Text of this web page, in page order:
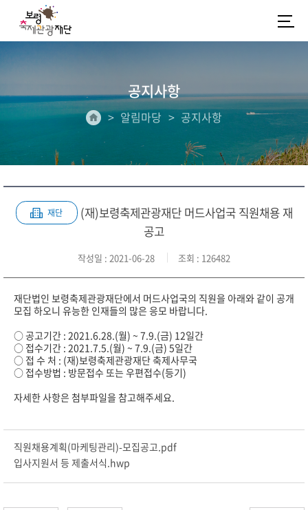
공지사항
알림마당 공지사항
재단
(재)보령축제관광재단 머드사업국 직원채용 재
공고
작성일 : 2021-06-28 조회 : 126482
재단법인 보령축제관광재단에서 머드사업국의 직원을 아래와 같이 공개
모집 하오니 유능한 인재들의 많은 응모 바랍니다.
○ 공고기간 : 2021.6.28.(월) ~ 7.9.(금) 12일간
○ 접수기간 : 2021.7.5.(월) ~ 7.9.(금) 5일간
○ 접 수 처 : (재)보령축제관광재단 축제사무국
○ 접수방법 : 방문접수 또는 우편접수(등기)
자세한 사항은 첨부파일을 참고해주세요.
직원채용계획(마케팅관리)-모집공고.pdf
입사지원서 등 제출서식.hwp